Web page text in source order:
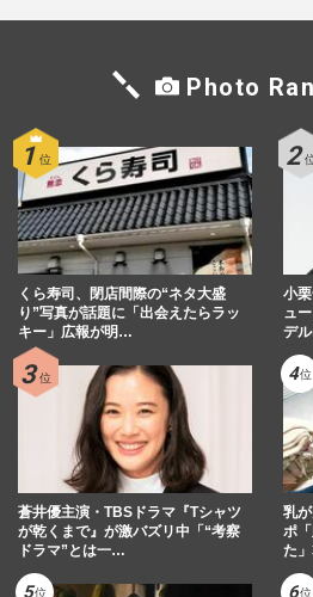
Photo
くら寿司、閉店間際の“ネタ大盛
り”写真が話題に「出会えたらラッ
キー」広報が明…
小
ュ
デ
蒼井優主演・TBSドラマ『Tシャツ
が乾くまで』が激バズリ中「“考察
ドラマ”とは一…
乳
ポ
た